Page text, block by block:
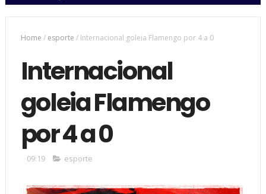
Home / esporte / Internacional goleia Flamengo por 4 a 0
Internacional
goleia Flamengo
por 4 a 0
09:19 esporte